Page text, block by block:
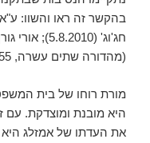
(מהדורה שתים עשרה, 20155).
מורת רוחו של בית
היא מובנת ומוצדקת. עם
את העדתו של אמזלג היא